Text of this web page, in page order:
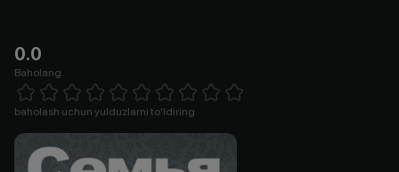
0.0
Baholang
1 Star 2 Stars 3 Stars 4 Stars5 Stars 6 Stars7 Stars8 Stars
baholash uchun yulduzlarni to'ldiring